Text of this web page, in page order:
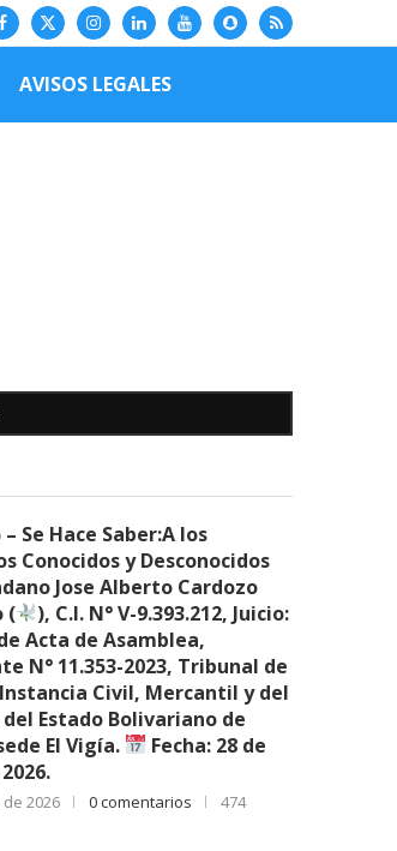
AVISOS LEGALES
del...
de 2026
Se Hace Saber:A los
Conocidos y Desconocidos
Jose Alberto Cardozo
(
), C.I. N° V-9.393.212, Juicio:
Acta de Asamblea,
N° 11.353-2023, Tribunal de
Civil, Mercantil y del
Estado Bolivariano de
El Vigía.
Fecha: 28 de
2026 0 comentarios
474